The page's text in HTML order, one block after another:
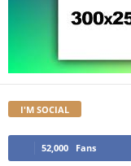
I'M SOCIAL
52,000 Fans